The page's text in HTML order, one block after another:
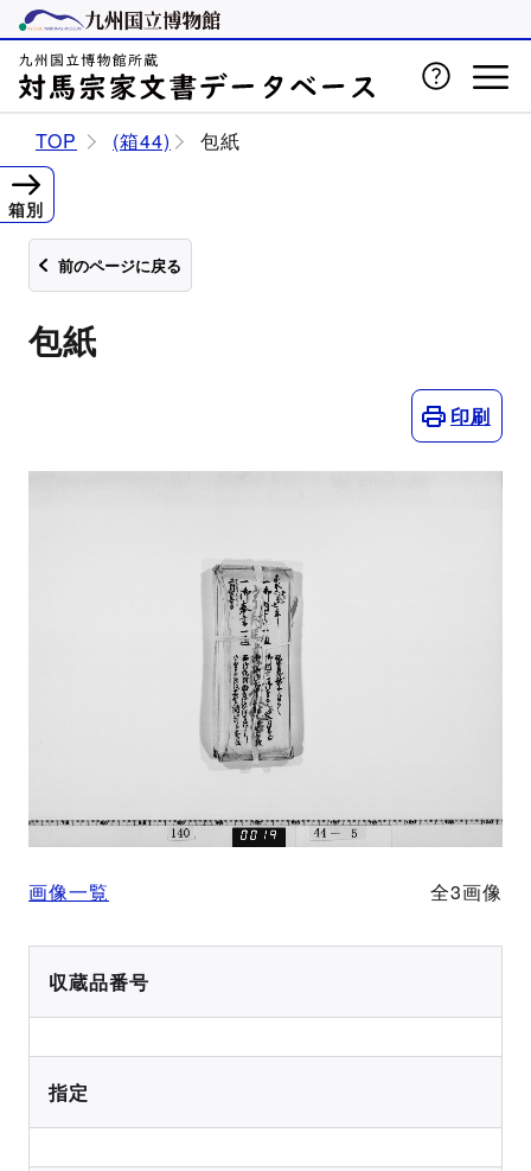
TOP (箱44) 包紙
前のページに戻る
包紙
印刷
画像一覧 全3画像
収蔵品番号
指定
箱別